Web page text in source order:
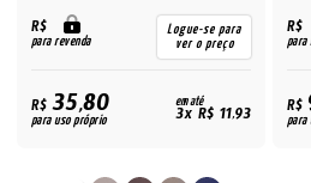
R$
para revenda
Logue-se para
ver o preço
R$35,80
para uso próprio
em até
3x R$ 11,93
R$
para
R$
para